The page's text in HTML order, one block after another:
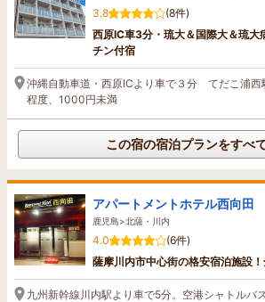
3.8
(8件)
西原IC車3分・琉大＆国際大＆琉大
チン付宿
沖縄自動車道・西原ICより車で３分 てだこ浦西
程度、1000円未満
この宿の宿泊プランをすべ
アパートメントホテル西向田
鹿児島>北薩・川内
4.0
(6件)
薩摩川内市中心街の格安宿泊施設
九州新幹線川内駅より車で5分。空港シャトルバ